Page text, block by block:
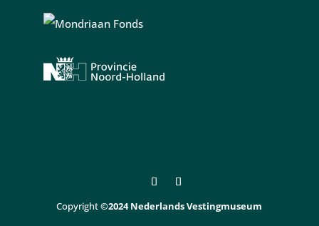
Copyright©2024 Nederlands Vestingmuseum